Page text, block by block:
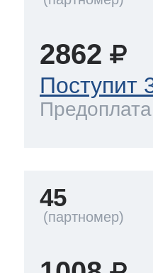
2862
Поступит
45